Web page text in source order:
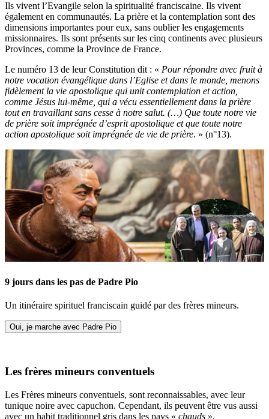
Ils vivent l’Evangile selon la spiritualité franciscaine. Ils vivent
également en communautés. La prière et la contemplation sont des
dimensions importantes pour eux, sans oublier les engagements
missionnaires. Ils sont présents sur les cinq continents avec plusieurs
Provinces, comme la Province de France.
Le numéro 13 de leur Constitution dit : « Pour répondre avec fruit à
notre vocation évangélique dans l’Eglise et dans le monde, menons
fidèlement la vie apostolique qui unit contemplation et action,
comme Jésus lui-même, qui a vécu essentiellement dans la prière
tout en travaillant sans cesse à notre salut. (…) Que toute notre vie
de prière soit imprégnée d’esprit apostolique et que toute notre
action apostolique soit imprégnée de vie de prière. » (n°13).
9 jours dans les pas de Padre Pio
Un itinéraire spirituel franciscain guidé par des frères mineurs.
Oui, je marche avec Padre Pio
Les frères mineurs conventuels
Les Frères mineurs conventuels, sont reconnaissables, avec leur
tunique noire avec capuchon. Cependant, ils peuvent être vus aussi
avec un habit traditionnel gris dans les pays « chauds ».